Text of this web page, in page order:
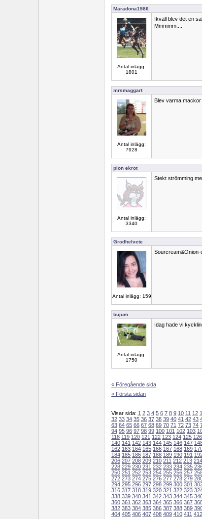
Maradona1986
Antal inlägg:
1801
Ikväll blev det en
Mmmmm....
mrsmaggart
Antal inlägg:
7928
Blev varma
pion ekrot
Antal inlägg:
3340
Stekt strömming
Grodhelvete
Antal inlägg: 159
Sourcream&Onion-
bujum
Antal inlägg:
1750
Idag hade vi
« Föregående sida
« Första sidan
Visar sida: 1 2 3 4 5 6 7 8 9 10 11 12
32 33 34 35 36 37 38 39 40 41 42 43
63 64 65 66 67 68 69 70 71 72 73 74
94 95 96 97 98 99 100 101 102 103
118 119 120 121 122 123 124 125 126
140 141 142 143 144 145 146 147
162 163 164 165 166 167 168 169
184 185 186 187 188 189 190 191
206 207 208 209 210 211 212 213 214
228 229 230 231 232 233 234 235
250 251 252 253 254 255 256 257
272 273 274 275 276 277 278 279
294 295 296 297 298 299 300 301
316 317 318 319 320 321 322 323
338 339 340 341 342 343 344 345
360 361 362 363 364 365 366 367
382 383 384 385 386 387 388 389
404 405 406 407 408 409 410 411 412